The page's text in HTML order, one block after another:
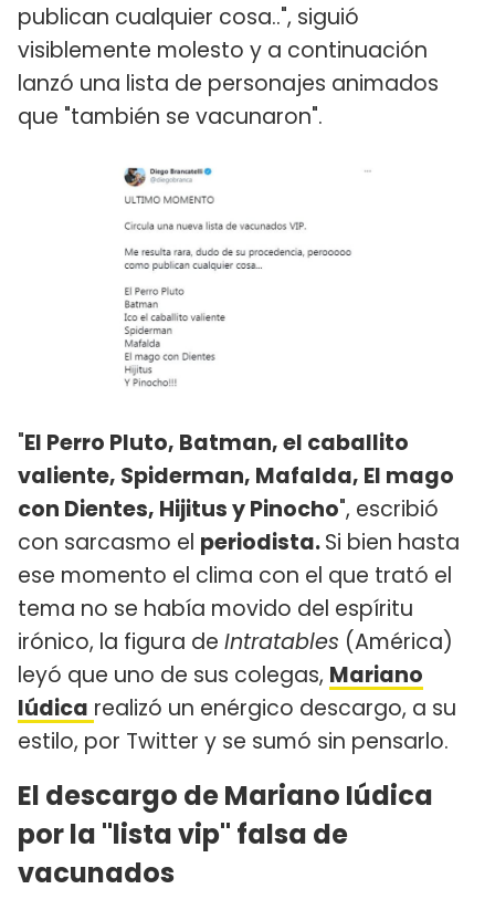
publican cualquier cosa..", siguió
visiblemente molesto y a continuación
lanzó una lista de personajes animados
que "también se vacunaron".
"El Perro Pluto, Batman, el caballito
valiente, Spiderman, Mafalda, El mago
con Dientes, Hijitus y Pinocho", escribió
con sarcasmo el periodista.Si bien hasta
ese momento el clima con el que trató el
tema no se había movido del espíritu
irónico, la figura de Intratables (América)
leyó que uno de sus colegas, Mariano
Iúdica realizó un enérgico descargo, a su
estilo, por Twitter y se sumó sin pensarlo.
El descargo de Mariano Iúdica
por la "lista vip" falsa de
vacunados